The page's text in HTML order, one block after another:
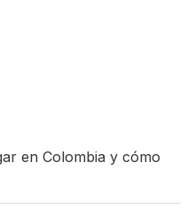
en Colombia y cómo